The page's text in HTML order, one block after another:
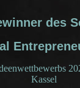
des
Kassel